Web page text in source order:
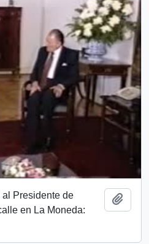
Presidente de
en La Moneda: